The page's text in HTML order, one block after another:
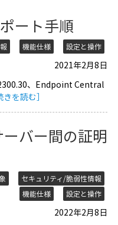
ート手順
機能仕様 設定と操作
2021年2月8日
、Endpoint Central
きを読む］
バー間の証明
セキュリティ/脆弱性情報
機能仕様
設定と操作
2022年2月8日